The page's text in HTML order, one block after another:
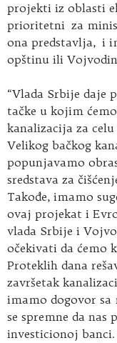
projekti iz oblasti
prioritetni za
ona predstavlja, i
opštinu ili
“Vlada Srbije daje
tačke u kojim
kanalizacija za
Velikog bačkog
popunjavamo
sredstava za
Takođe, imamo
ovaj projekat i
vlada Srbije i
očekivati da ćemo
Proteklih dana
završetak
imamo dogovor
se spremne da nas
investicionoj